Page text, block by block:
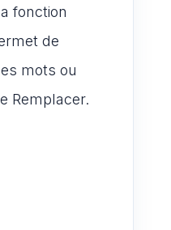
fonction
de
mots ou
Remplacer.